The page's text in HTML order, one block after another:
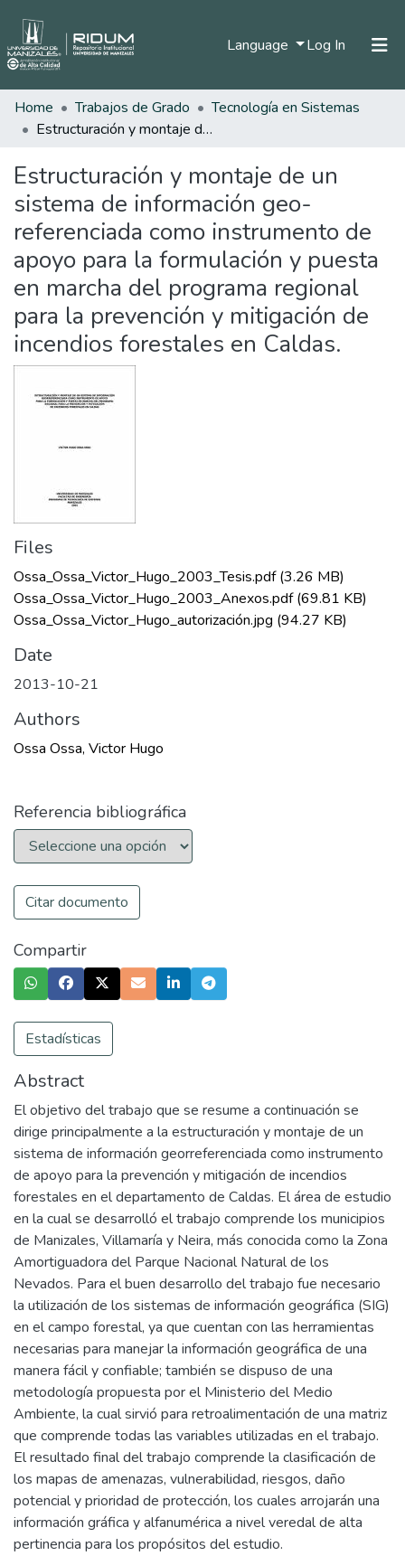
Language Log In (current)
Home
All of DSpace
Home Trabajos de Grado
Tecnología en Sistemas
Estructuración y montaje de un sistema de información geo-referenciada como instrumento de apoyo para la formulación y puesta en marcha del programa regional para la prevención y mitigación de incendios forestales en Caldas.
Estructuración y montaje de un
sistema de información geo-
referenciada como instrumento de
apoyo para la formulación y puesta
en marcha del programa regional
para la prevención y mitigación de
incendios forestales en Caldas.
Files
Ossa_Ossa_Victor_Hugo_2003_Tesis.pdf(3.26 MB)
Ossa_Ossa_Victor_Hugo_2003_Anexos.pdf(69.81 KB)
Ossa_Ossa_Victor_Hugo_autorización.jpg (94.27 KB)
Date
2013-10-21
Authors
Ossa Ossa, Victor Hugo
Referencia bibliográfica
Citar documento
Compartir
Estadísticas
Abstract
El objetivo del trabajo que se resume a continuación se
dirige principalmente a la estructuración y montaje de un
sistema de información georreferenciada como instrumento
de apoyo para la prevención y mitigación de incendios
forestales en el departamento de Caldas. El área de estudio
en la cual se desarrolló el trabajo comprende los municipios
de Manizales, Villamaría y Neira, más conocida como la Zona
Amortiguadora del Parque Nacional Natural de los
Nevados. Para el buen desarrollo del trabajo fue necesario
la utilización de los sistemas de información geográfica (SIG)
en el campo forestal, ya que cuentan con las herramientas
necesarias para manejar la información geográfica de una
manera fácil y confiable; también se dispuso de una
metodología propuesta por el Ministerio del Medio
Ambiente, la cual sirvió para retroalimentación de una matriz
que comprende todas las variables utilizadas en el trabajo.
El resultado final del trabajo comprende la clasificación de
los mapas de amenazas, vulnerabilidad, riesgos, daño
potencial y prioridad de protección, los cuales arrojarán una
información gráfica y alfanumérica a nivel veredal de alta
pertinencia para los propósitos del estudio.